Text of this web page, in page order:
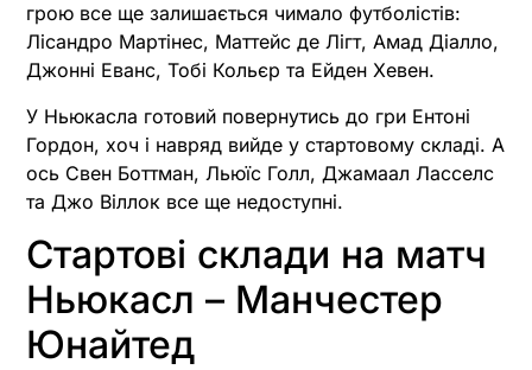
грою все ще залишається чимало футболістів:
Лісандро Мартінес, Маттейс де Лігт, Амад Діалло,
Джонні Еванс, Тобі Кольєр та Ейден Хевен.
У Ньюкасла готовий повернутись до гри Ентоні
Гордон, хоч і навряд вийде у стартовому складі. А
ось Свен Боттман, Льюїс Голл, Джамаал Ласселс
та Джо Віллок все ще недоступні.
Стартові склади на матч
Ньюкасл – Манчестер
Юнайтед